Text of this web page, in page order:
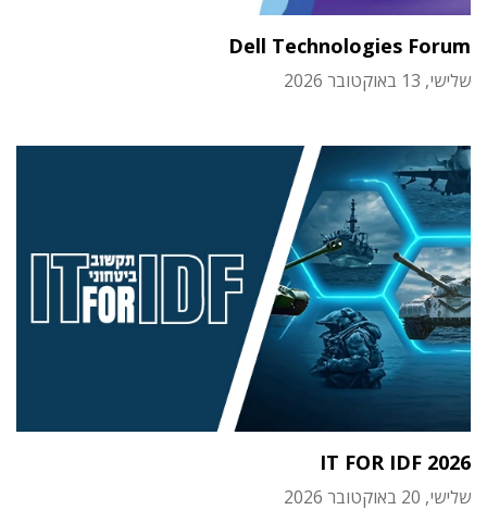
Dell Technologies Forum
שלישי, 13 באוקטובר 2026
IT FOR IDF 2026
שלישי, 20 באוקטובר 2026